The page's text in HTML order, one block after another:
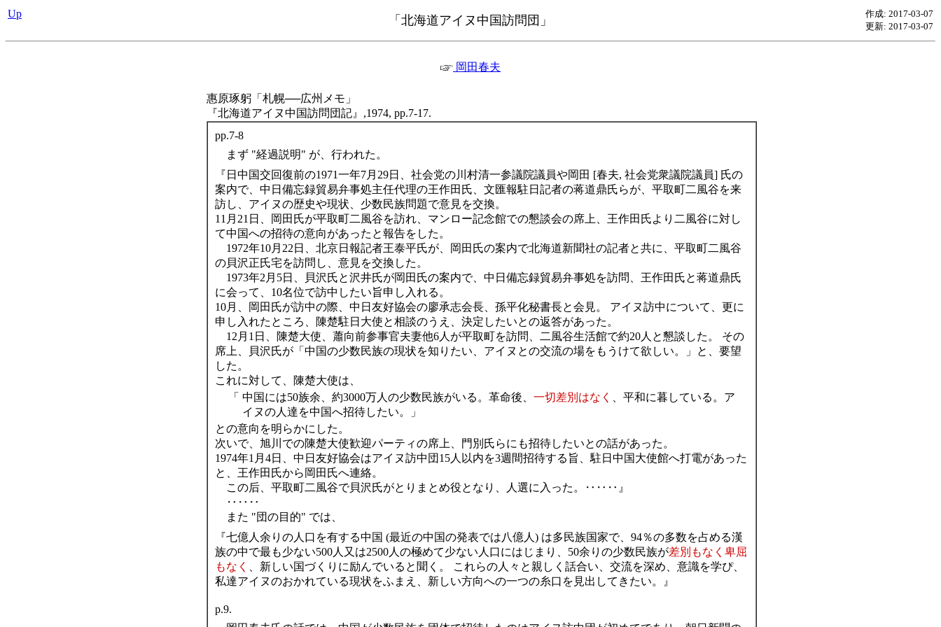
Up 「北海道アイヌ中国訪問団」
作成: 2017-03-07
更新: 2017-03-07
岡田春夫
惠原琢躬「札幌──広州メモ」
『北海道アイヌ中国訪問団記』,1974, pp.7-17.
pp.7-8
まず "経過説明" が、行われた。
『日中国交回復前の1971一年7月29日、社会党の川村清一参議院議員や岡田 [春夫, 社会党衆議院議員] 氏の
案内で、中日備忘録貿易弁事処主任代理の王作田氏、文匯報駐日記者の蒋道鼎氏らが、平取町二風谷を来
訪し、アイヌの歴史や現状、少数民族問題で意見を交換。
11月21日、岡田氏が平取町二風谷を訪れ、マンロー記念館での懇談会の席上、王作田氏より二風谷に対し
て中国への招待の意向があったと報告をした。
1972年10月22日、北京日報記者王泰平氏が、岡田氏の案内で北海道新聞社の記者と共に、平取町二風谷
の貝沢正氏宅を訪問し、意見を交換した。
1973年2月5日、貝沢氏と沢井氏が岡田氏の案内で、中日備忘録貿易弁事処を訪問、王作田氏と蒋道鼎氏
に会って、10名位で訪中したい旨申し入れる。
10月、岡田氏が訪中の際、中日友好協会の廖承志会長、孫平化秘書長と会見。 アイヌ訪中について、更に
申し入れたところ、陳楚駐日大使と相談のうえ、決定したいとの返答があった。
12月1日、陳楚大使、蕭向前参事官夫妻他6人が平取町を訪問、二風谷生活館で約20人と懇談した。 その
席上、貝沢氏が「中国の少数民族の現状を知りたい、アイヌとの交流の場をもうけて欲しい。」と、要望
した。
これに対して、陳楚大使は、
「 中国には50族余、約3000万人の少数民族がいる。革命後、 一切差別はなく
、平和に暮している。ア
イヌの人達を中国へ招待したい。」
との意向を明らかにした。
次いで、旭川での陳楚大使歓迎パーティの席上、門別氏らにも招待したいとの話があった。
1974年1月4日、中日友好協会はアイヌ訪中団15人以内を3週間招待する旨、駐日中国大使館へ打電があった
と、王作田氏から岡田氏へ連絡。
この后、平取町二風谷で貝沢氏がとりまとめ役となり、人選に入った。‥‥‥』
‥‥‥
また "団の目的" では、
『七億人余りの人口を有する中国 (最近の中国の発表では八億人) は多民族国家で、94％の多数を占める漢
族の中で最も少ない500人又は2500人の極めて少ない人口にはじまり、50余りの少数民族が差別もなく卑屈
もなく
、新しい国づくりに励んでいると聞く。 これらの人々と親しく話合い、交流を深め、意識を学ぴ、
私達アイヌのおかれている現状をふまえ、新しい方向への一つの糸口を見出してきたい。』
p.9.